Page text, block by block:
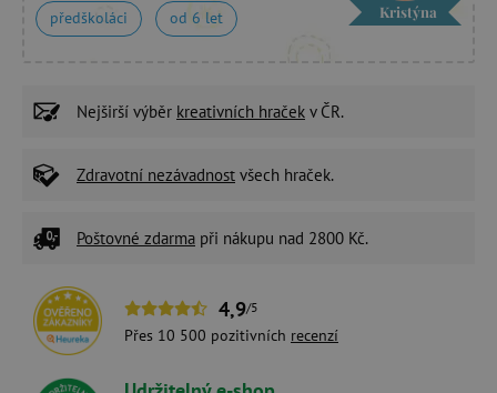
předškoláci od 6 let Kristýna
Nejširší výběr kreativních hraček v ČR.
Zdravotní nezávadnost všech hraček.
Poštovné zdarma při nákupu nad 2800 Kč.
4,9/5
Přes 10 500 pozitivních recenzí